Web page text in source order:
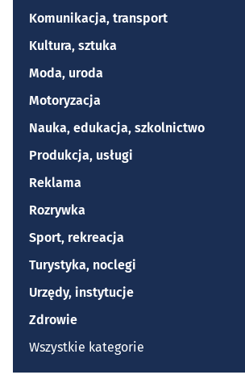
Komunikacja, transport
Kultura, sztuka
Moda, uroda
Motoryzacja
Nauka, edukacja, szkolnictwo
Produkcja, usługi
Reklama
Rozrywka
Sport, rekreacja
Turystyka, noclegi
Urzędy, instytucje
Zdrowie
Wszystkie kategorie